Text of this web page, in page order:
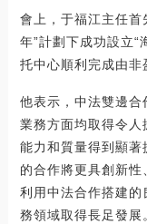
會上，于福江主任首
年”計劃下成功設立“
托中心順利完成由非
他表示，中法雙邊合
業務方面均取得令
能力和質量得到顯
的合作將更具創新
利用中法合作搭建的
務領域取得長足發展